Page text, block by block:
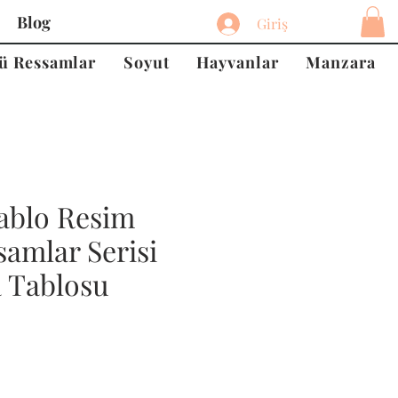
Giriş
Blog
Ressamlar Soyut Hayvanlar Manzara
Resim
Serisi
Tablosu